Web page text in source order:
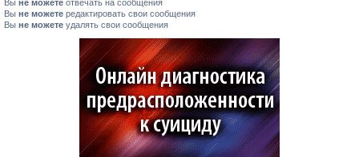
Вы не можете отвечать на сообщения
Вы не можете редактировать свои сообщения
Вы не можете удалять свои сообщения